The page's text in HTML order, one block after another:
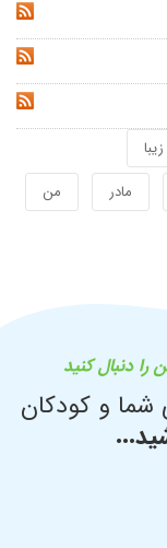
زیبا
مادر
من
دنبال کنید
و کودکان